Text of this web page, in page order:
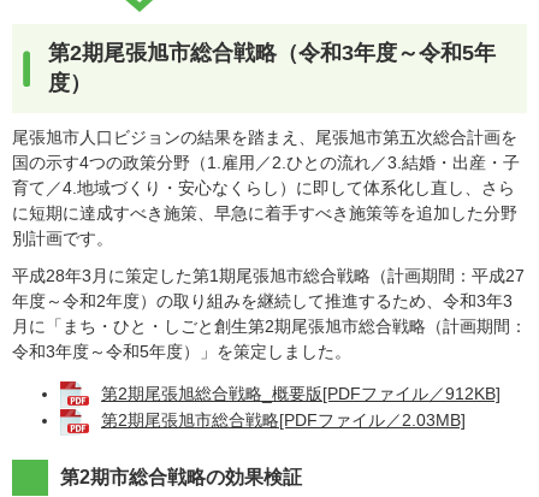
第2期尾張旭市総合戦略（令和3年度～令和5年
度）
尾張旭市人口ビジョンの結果を踏まえ、尾張旭市第五次総合計画を
国の示す4つの政策分野（1.雇用／2.ひとの流れ／3.結婚・出産・子
育て／4.地域づくり・安心なくらし）に即して体系化し直し、さら
に短期に達成すべき施策、早急に着手すべき施策等を追加した分野
別計画です。
平成28年3月に策定した第1期尾張旭市総合戦略（計画期間：平成27
年度～令和2年度）の取り組みを継続して推進するため、令和3年3
月に「まち・ひと・しごと創生第2期尾張旭市総合戦略（計画期間：
令和3年度～令和5年度）」を策定しました。
第2期尾張旭総合戦略_概要版[PDFファイル／912KB]
第2期尾張旭市総合戦略[PDFファイル／2.03MB]
第2期市総合戦略の効果検証